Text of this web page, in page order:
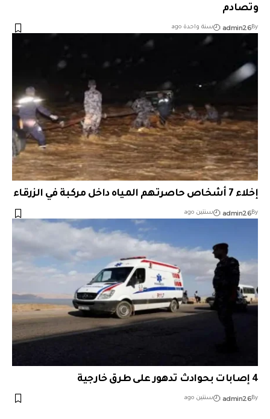
وتصادم
By
admin26 سنة واحدة ago
إخلاء 7 أشخاص حاصرتهم المياه داخل مركبة في الزرقاء
By
admin26 سنتين ago
4 إصابات بحوادث تدهور على طرق خارجية
By
admin26 سنتين ago